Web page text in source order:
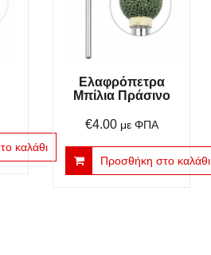
καλάθι
Ελαφρόπετρα
Μπίλια Πράσινο
€4.00 με ΦΠΑ
Προσθήκη στο καλάθι